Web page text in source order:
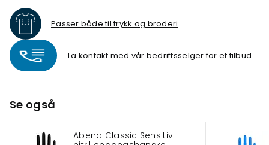
Passer både til trykk og broderi
Ta kontakt med vår bedriftsselger for et tilbud
Se også
Abena Classic Sensitiv